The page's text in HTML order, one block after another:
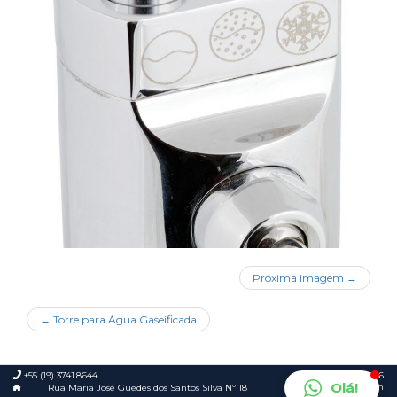
Próxima imagem →
← Torre para Água Gaseificada
+55 (19) 3741.8644
Rua Maria José Guedes dos Santos Silva Nº 18
© 2026
Foca.in
Olá!